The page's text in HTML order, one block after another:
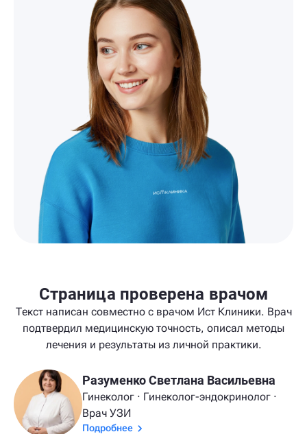
Страница проверена врачом
Текст написан совместно с врачом Ист Клиники. Врач
подтвердил медицинскую точность, описал методы
лечения и результаты из личной практики.
Разуменко Светлана Васильевна
Гинеколог · Гинеколог-эндокринолог ·
Врач УЗИ
Подробнее